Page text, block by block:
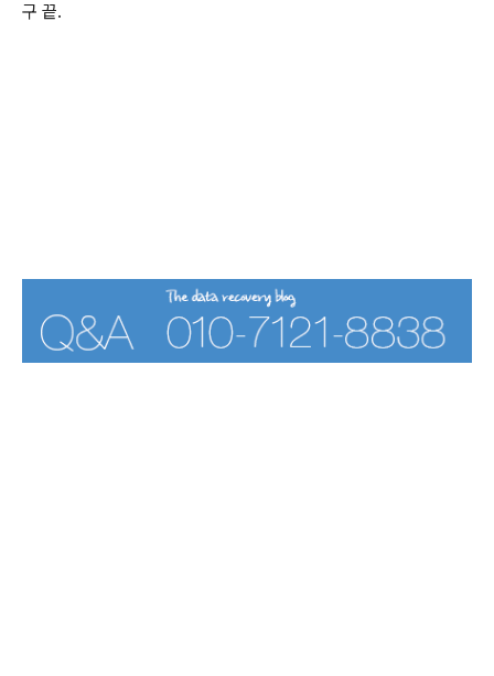
구 끝.